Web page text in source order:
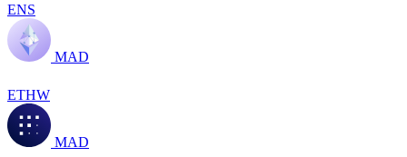
ENS
MAD
ETHW
MAD